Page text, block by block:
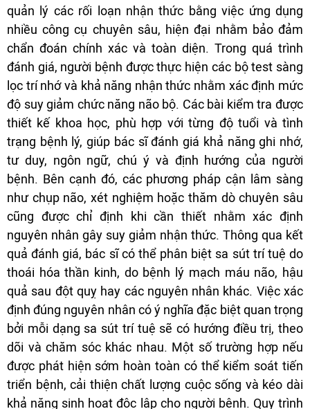
quản lý các rối loạn nhận thức bằng việc ứng dụng
nhiều công cụ chuyên sâu, hiện đại nhằm bảo đảm
chẩn đoán chính xác và toàn diện. Trong quá trình
đánh giá, người bệnh được thực hiện các bộ test sàng
lọc trí nhớ và khả năng nhận thức nhằm xác định mức
độ suy giảm chức năng não bộ. Các bài kiểm tra được
thiết kế khoa học, phù hợp với từng độ tuổi và tình
trạng bệnh lý, giúp bác sĩ đánh giá khả năng ghi nhớ,
tư duy, ngôn ngữ, chú ý và định hướng của người
bệnh. Bên cạnh đó, các phương pháp cận lâm sàng
như chụp não, xét nghiệm hoặc thăm dò chuyên sâu
cũng được chỉ định khi cần thiết nhằm xác định
nguyên nhân gây suy giảm nhận thức. Thông qua kết
quả đánh giá, bác sĩ có thể phân biệt sa sút trí tuệ do
thoái hóa thần kinh, do bệnh lý mạch máu não, hậu
quả sau đột quỵ hay các nguyên nhân khác. Việc xác
định đúng nguyên nhân có ý nghĩa đặc biệt quan trọng
bởi mỗi dạng sa sút trí tuệ sẽ có hướng điều trị, theo
dõi và chăm sóc khác nhau. Một số trường hợp nếu
được phát hiện sớm hoàn toàn có thể kiểm soát tiến
triển bệnh, cải thiện chất lượng cuộc sống và kéo dài
khả năng sinh hoạt độc lập cho người bệnh. Quy trình